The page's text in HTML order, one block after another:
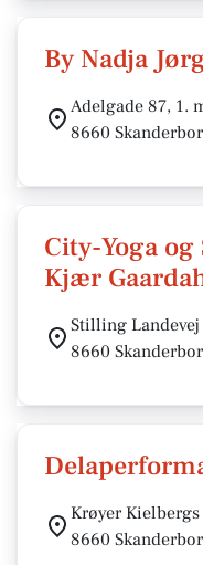
By Nadja
Adelgade 87, 1.
8660
City-Yoga
Kjær
Stilling
8660
Krøyer Kielbergs
8660